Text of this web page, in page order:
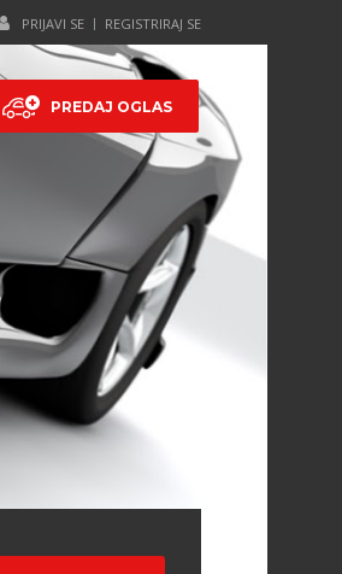
PRIJAVI SE REGISTRIRAJ SE
PREDAJ OGLAS